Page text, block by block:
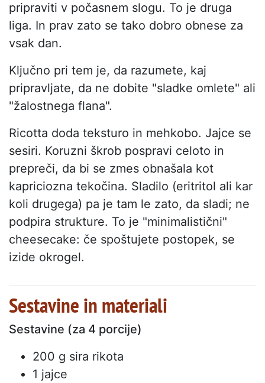
pripraviti v počasnem slogu. To je druga
liga. In prav zato se tako dobro obnese za
vsak dan.
Ključno pri tem je, da razumete, kaj
pripravljate, da ne dobite "sladke omlete" ali
"žalostnega flana".
Ricotta doda teksturo in mehkobo. Jajce se
sesiri. Koruzni škrob pospravi celoto in
prepreči, da bi se zmes obnašala kot
kapriciozna tekočina. Sladilo (eritritol ali kar
koli drugega) pa je tam le zato, da sladi; ne
podpira strukture. To je "minimalistični"
cheesecake: če spoštujete postopek, se
izide okrogel.
Sestavine in materiali
Sestavine (za 4 porcije)
200 g sira rikota
1 jajce